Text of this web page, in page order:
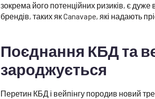
зокрема його потенційних ризиків, є
брендів, таких як Canavape, які надають
Поєднання КБД та
зароджується
Перетин КБД і вейпінгу породив новий